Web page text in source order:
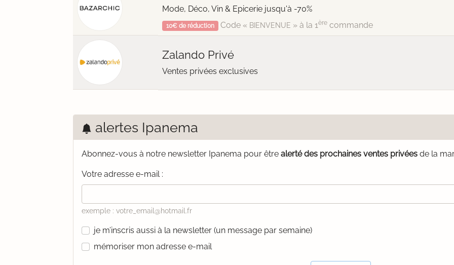
Mode, Déco, Vin & Epicerie jusqu'à -70%
10€ de réduction Code « BIENVENUE » à la 1èrecommande
Zalando Privé
Ventes privées exclusives
alertes Ipanema
Abonnez-vous à notre newsletter Ipanema pour être alerté des prochaines ventes privées de la
Votre adresse e-mail :
exemple : votre_email@hotmail.fr
je m’inscris aussi à la newsletter (un message par semaine)
mémoriser mon adresse e-mail